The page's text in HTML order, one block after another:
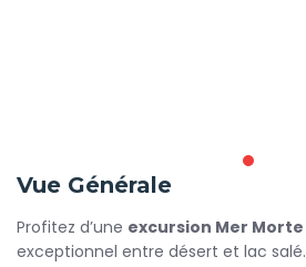
Vue Générale
Profitez d’une excursion Mer Morte
exceptionnel entre désert et lac salé.